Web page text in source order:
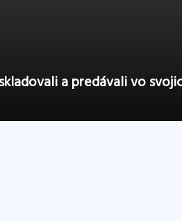
a predávali vo